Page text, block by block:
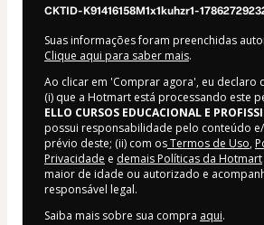
CKTID-K91416158M1x1kuhzr1-
Suas informações foram preenchidas
Clique aqui para saber mais.
Ao clicar em 'Comprar agora', eu declaro
(i) que a Hotmart está processando este
ELLO CURSOS EDUCACIONAL E
possui responsabilidade pelo conteúdo
prévio deste; (ii) com osTermos de Uso,
Privacidade e demais Políticas da Hotmart
maior de idade ou autorizado e
responsável legal.
Saiba mais sobre sua compra aqui.